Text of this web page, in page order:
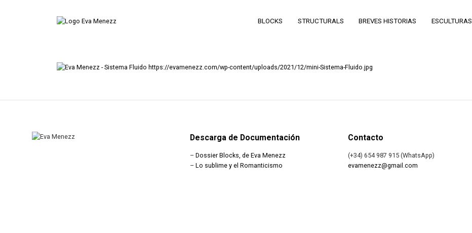
BLOCKS STRUCTURALS BREVES HISTORIAS ESCULTURAS
https://evamenezz.com/wp-content/uploads/2021/12/mini-Sistema-Fluido.jpg
Descarga de Documentación
– Dossier Blocks, de Eva Menezz
– Lo sublime y el Romanticismo
Contacto
(+34) 654 987 915 (WhatsApp)
evamenezz@gmail.com